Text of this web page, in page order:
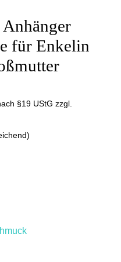
für Enkelin
§19 UStG zzgl.